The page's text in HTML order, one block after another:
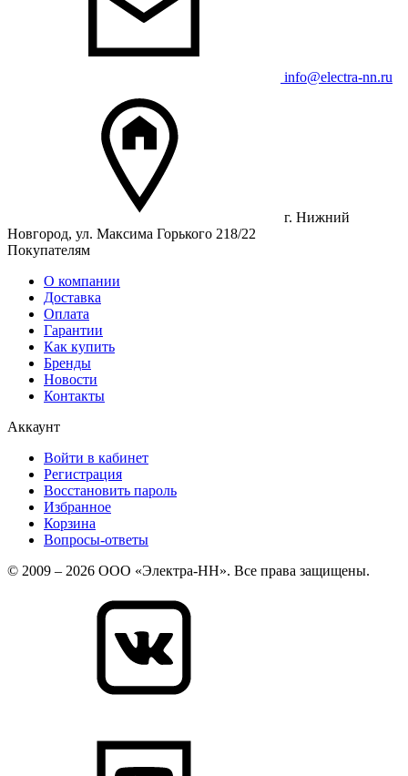
info@electra-nn.ru
г. Нижний
Новгород, ул. Максима Горького 218/22
Покупателям
О компании
Доставка
Оплата
Гарантии
Как купить
Бренды
Новости
Контакты
Аккаунт
Войти в кабинет
Регистрация
Восстановить пароль
Избранное
Корзина
Вопросы-ответы
© 2009 – 2026 ООО «Электра-НН». Все права защищены.